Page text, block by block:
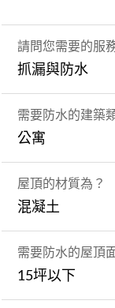
請問您需要的服
抓漏與防水
需要防水的建築
公寓
屋頂的材質為？
混凝土
需要防水的屋頂
15坪以下